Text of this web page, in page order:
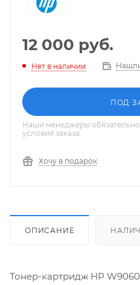
12 000 руб.
Нет в наличии
ПОД
Наши менеджеры обязательно
условия заказа
Хочу в подарок
ОПИСАНИЕ
Тонер-картридж HP